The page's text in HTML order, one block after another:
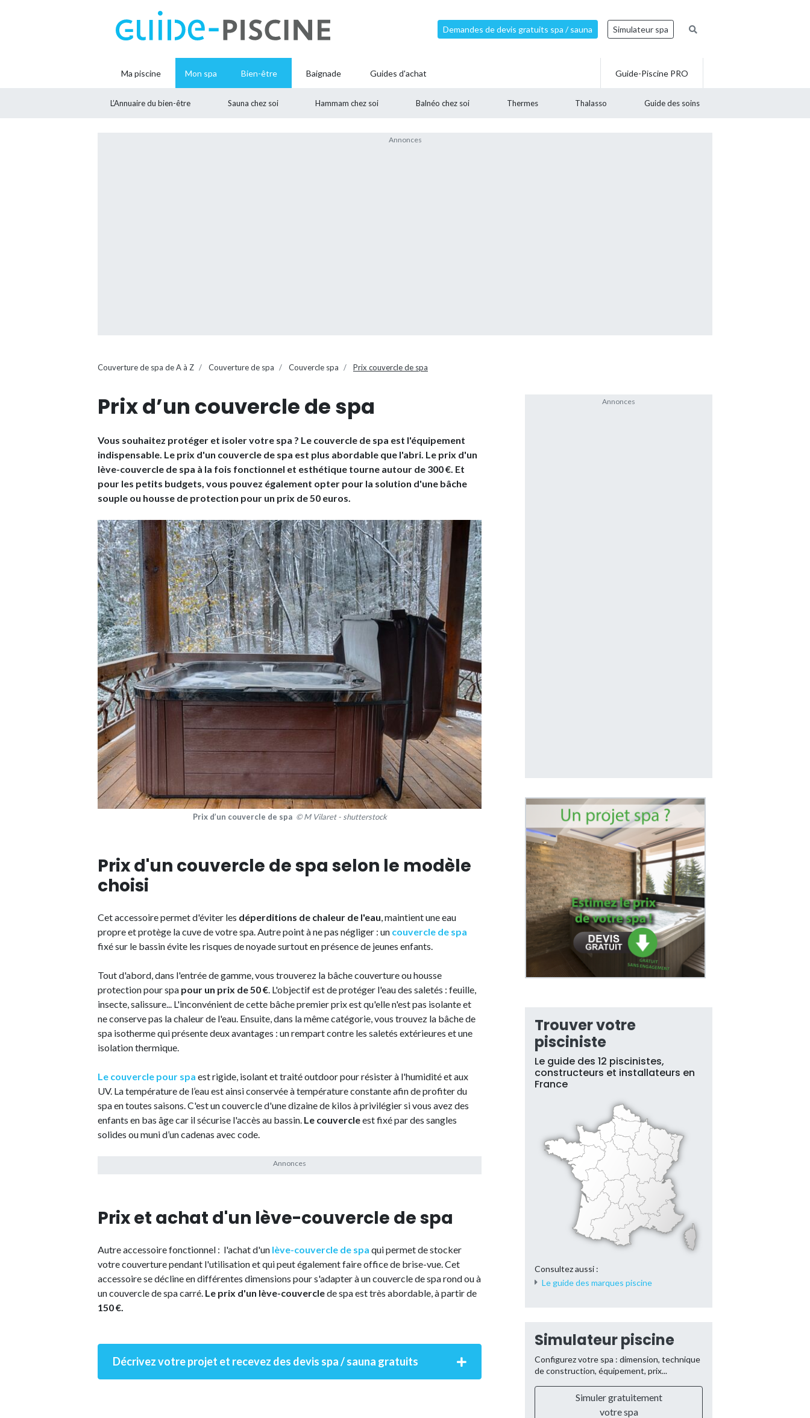
Demandes de devis gratuits spa / sauna Simulateur spa
Ma piscine Mon spa Bien-être
L’Annuaire du bien-être Sauna chez soi Hammam chez soi Balnéo chez soi Thermes Thalasso Guide des soins
Baignade Guides d'achat Guide-Piscine PRO
Couverture de spa de A à Z Couverture de spa Couvercle spa Prix couvercle de spa
Prix d’un couvercle de spa
Vous souhaitez protéger et isoler votre spa ? Le couvercle de spa est l'équipement
indispensable. Le prix d'un couvercle de spa est plus abordable que l'abri. Le prix d'un
lève-couvercle de spa à la fois fonctionnel et esthétique tourne autour de 300 €. Et
pour les petits budgets, vous pouvez également opter pour la solution d'une bâche
souple ou housse de protection pour un prix de 50 euros.
Prix d’un couvercle de spa © M Vilaret - shutterstock
Prix d'un couvercle de spa selon le modèle
choisi
Cet accessoire permet d'éviter les déperditions de chaleur de l'eau, maintient une eau
propre et protège la cuve de votre spa. Autre point à ne pas négliger : un couvercle de spa
fixé sur le bassin évite les risques de noyade surtout en présence de jeunes enfants.
Tout d'abord, dans l'entrée de gamme, vous trouverez la bâche couverture ou housse
protection pour spa pour un prix de 50 €. L'objectif est de protéger l'eau des saletés : feuille,
insecte, salissure... L'inconvénient de cette bâche premier prix est qu'elle n'est pas isolante et
ne conserve pas la chaleur de l'eau. Ensuite, dans la même catégorie, vous trouvez la bâche de
spa isotherme qui présente deux avantages : un rempart contre les saletés extérieures et une
isolation thermique.
Le couvercle pour spa est rigide, isolant et traité outdoor pour résister à l'humidité et aux
UV. La température de l’eau est ainsi conservée à température constante afin de profiter du
spa en toutes saisons. C'est un couvercle d'une dizaine de kilos à privilégier si vous avez des
enfants en bas âge car il sécurise l'accès au bassin. Le couvercleest fixé par des sangles
solides ou muni d’un cadenas avec code.
Prix et achat d'un lève-couvercle de spa
Autre accessoire fonctionnel : l'achat d'un lève-couvercle de spa qui permet de stocker
votre couverture pendant l'utilisation et qui peut également faire office de brise-vue. Cet
accessoire se décline en différentes dimensions pour s'adapter à un couvercle de spa rond ou à
un couvercle de spa carré. Le prix d'un lève-couverclede spa est très abordable, à partir de
150 €.
Décrivez votre projet et recevez des devis spa / sauna gratuits
Trouver votre
pisciniste
Le guide des 12 piscinistes,
constructeurs et installateurs en
France
Consultez aussi :
Le guide des marques piscine
Simulateur piscine
Configurez votre spa : dimension, technique
de construction, équipement, prix...
Simuler gratuitement
votre spa